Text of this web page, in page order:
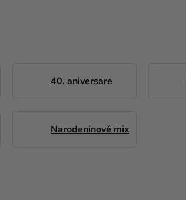
40. aniversare
Narodeninově mix